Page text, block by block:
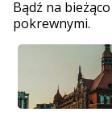
Bądź na
pokrewnymi.